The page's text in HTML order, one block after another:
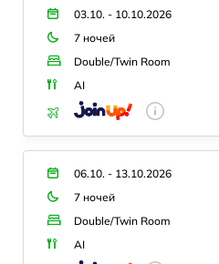
03.10. - 10.10.2026
7 ночей
Double/Twin Room
AI
06.10. - 13.10.2026
7 ночей
Double/Twin Room
AI